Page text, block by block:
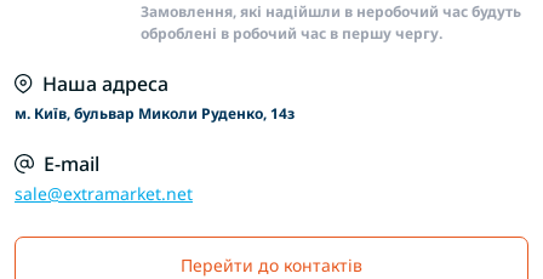
Замовлення, які надійшли в неробочий час будуть
оброблені в робочий час в першу чергу.
Наша адреса
м. Київ, бульвар Миколи Руденко, 14з
E-mail
sale@extramarket.net
Перейти до контактів